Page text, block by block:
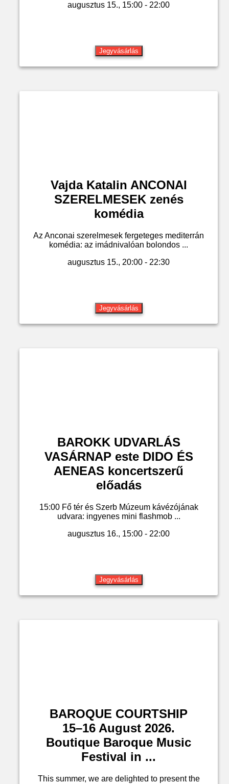
augusztus 15., 15:00 - 22:00
Jegyvásárlás
Vajda Katalin ANCONAI
SZERELMESEK zenés
komédia
Az Anconai szerelmesek fergeteges mediterrán
komédia: az imádnivalóan bolondos ...
augusztus 15., 20:00 - 22:30
Jegyvásárlás
BAROKK UDVARLÁS
VASÁRNAP este DIDO ÉS
AENEAS koncertszerű
előadás
15:00 Fő tér és Szerb Múzeum kávézójának
udvara: ingyenes mini flashmob ...
augusztus 16., 15:00 - 22:00
Jegyvásárlás
BAROQUE COURTSHIP
15–16 August 2026.
Boutique Baroque Music
Festival in ...
This summer, we are delighted to present the